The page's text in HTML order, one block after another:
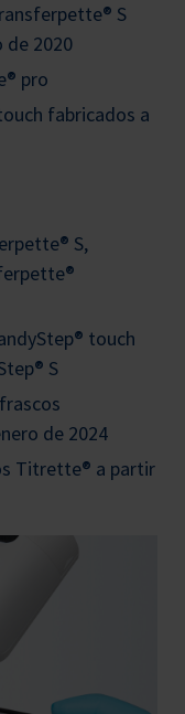
S
de 2020
pro
fabricados a
S,
touch
S
de 2024
Titrette® a partir